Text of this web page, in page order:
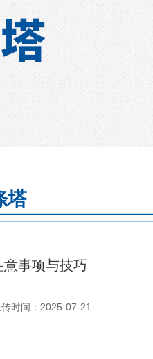
塔
事项与技巧
传时间： 2025-07-21